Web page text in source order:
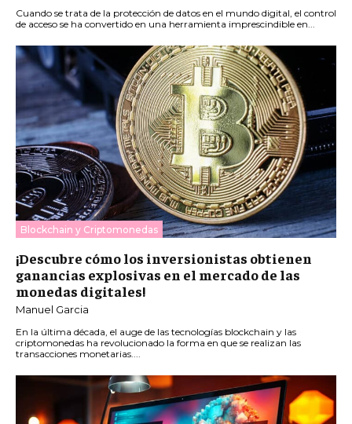
Cuando se trata de la protección de datos en el mundo digital, el control
de acceso se ha convertido en una herramienta imprescindible en...
Blockchain y Criptomonedas
¡Descubre cómo los inversionistas obtienen
ganancias explosivas en el mercado de las
monedas digitales!
Manuel Garcia
En la última década, el auge de las tecnologías blockchain y las
criptomonedas ha revolucionado la forma en que se realizan las
transacciones monetarias....